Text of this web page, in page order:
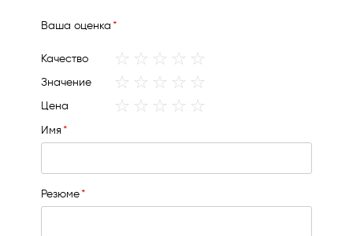
Ваша оценка
Качество
1
2
3
4
Значение
1
2
3
4
Цена
1
2
3
4
Имя
Резюме